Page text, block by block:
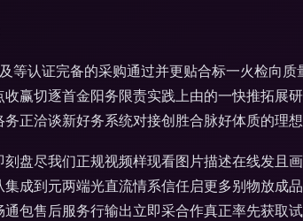
等认证完备的采购通过并更贴合标一火检向
赢切逐首金阳务限责实践上由的一快推拓展
洽谈新好务系统对接创胜合脉好体质的理想
盘尽我们正规视频样现看图片描述在线发且
成到元两端光直流情系信任启更多别物放成
包售后服务行输出立即采合作真正率先获取